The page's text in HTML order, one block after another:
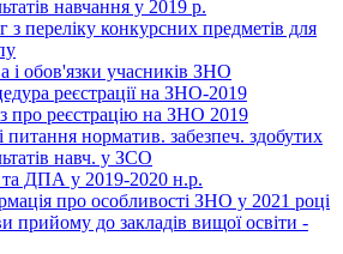
навчання у 2019 р.
з переліку конкурсних предметів для
і обов'язки учасників ЗНО
реєстрації на ЗНО-2019
про реєстрацію на ЗНО 2019
питання норматив. забезпеч. здобутих
навч. у ЗСО
ДПА у 2019-2020 н.р.
про особливості ЗНО у 2021 році
прийому до закладів вищої освіти -